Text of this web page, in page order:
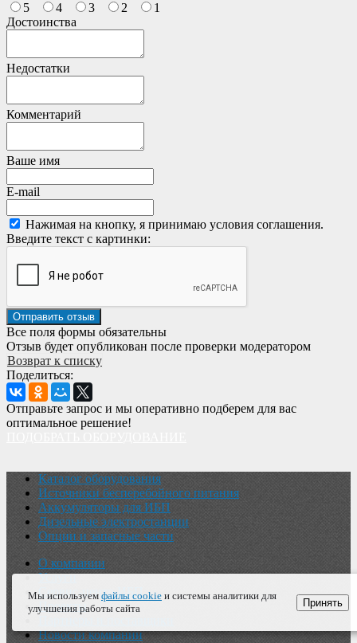
5
4 3 2
1
Достоинства
Недостатки
Комментарий
Ваше имя
E-mail
Нажимая на кнопку, я принимаю условия соглашения.
Введите текст с картинки:
Все поля формы обязательны
Отзыв будет опубликован после проверки модератором
Возврат к списку
Поделиться:
Отправьте запрос и мы оперативно подберем для вас
оптимальное решение!
Каталог оборудования
Источники бесперебойного питания
Аккумуляторы для ИБП
Дизельные электростанции
Опции и запасные части
О компании
Услуги
Сервис-центр ИБП
Проекты
Новости компании
Мы используем файлы cookie и системы аналитики для
улучшения работы сайта
Принять